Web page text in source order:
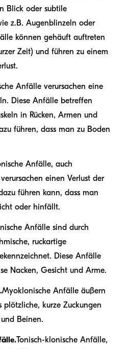
Blick oder subtile
z.B. Augenblinzeln oder
können gehäuft auftreten
Zeit) und führen zu einem
Anfälle verursachen eine
Diese Anfälle betreffen
in Rücken, Armen und
führen, dass man zu Boden
Anfälle, auch
einen Verlust der
führen kann, dass man
oder hinfällt.
Anfälle sind durch
ruckartige
Diese Anfälle
Nacken, Gesicht und Arme.
Myoklonische Anfälle äußern
plötzliche, kurze Zuckungen
Beinen.
Tonisch-klonische Anfälle,